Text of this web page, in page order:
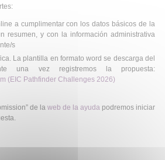
a cumplimentar con los datos básicos de la
resumen, y con la información administrativa
s
La plantilla en formato word se descarga del
una vez registremos la propuesta:
(EIC Pathfinder Challenges 2026)
de la web de la ayuda podremos iniciar